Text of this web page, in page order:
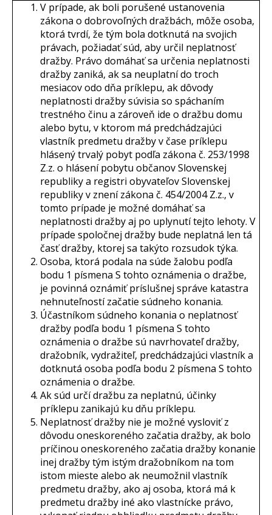
V prípade, ak boli porušené ustanovenia
zákona o dobrovoľných dražbách, môže osoba,
ktorá tvrdí, že tým bola dotknutá na svojich
právach, požiadať súd, aby určil neplatnosť
dražby. Právo domáhať sa určenia neplatnosti
dražby zaniká, ak sa neuplatní do troch
mesiacov odo dňa príklepu, ak dôvody
neplatnosti dražby súvisia so spáchaním
trestného činu a zároveň ide o dražbu domu
alebo bytu, v ktorom má predchádzajúci
vlastník predmetu dražby v čase príklepu
hlásený trvalý pobyt podľa zákona č. 253/1998
Z.z. o hlásení pobytu občanov Slovenskej
republiky a registri obyvateľov Slovenskej
republiky v znení zákona č. 454/2004 Z.z., v
tomto prípade je možné domáhať sa
neplatnosti dražby aj po uplynutí tejto lehoty. V
prípade spoločnej dražby bude neplatná len tá
časť dražby, ktorej sa takýto rozsudok týka.
Osoba, ktorá podala na súde žalobu podľa
bodu 1 písmena S tohto oznámenia o dražbe,
je povinná oznámiť príslušnej správe katastra
nehnuteľností začatie súdneho konania.
Účastníkom súdneho konania o neplatnosť
dražby podľa bodu 1 písmena S tohto
oznámenia o dražbe sú navrhovateľ dražby,
dražobník, vydražiteľ, predchádzajúci vlastník a
dotknutá osoba podľa bodu 2 písmena S tohto
oznámenia o dražbe.
Ak súd určí dražbu za neplatnú, účinky
príklepu zanikajú ku dňu príklepu.
Neplatnosť dražby nie je možné vysloviť z
dôvodu oneskoreného začatia dražby, ak bolo
príčinou oneskoreného začatia dražby konanie
inej dražby tým istým dražobníkom na tom
istom mieste alebo ak neumožnil vlastník
predmetu dražby, ako aj osoba, ktorá má k
predmetu dražby iné ako vlastnícke právo,